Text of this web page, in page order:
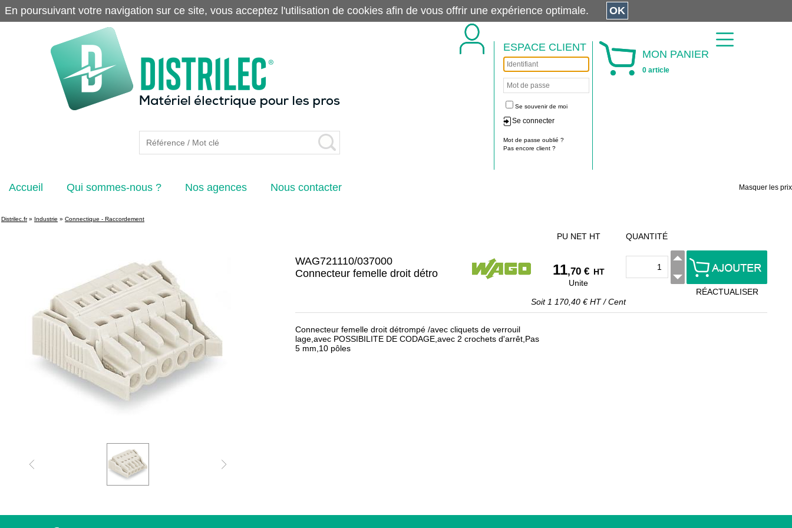
ESPACE CLIENT
Se souvenir de moi
Se connecter
Mot de passe oublié ?
Pas encore client ?
MON PANIER
0 article
Accueil Qui sommes-nous ? Nos agences Nous contacter Masquer les prix
Distrilec.fr» Industrie » Connectique - Raccordement
WAG721110/037000
Connecteur femelle droit détro
PU NET HT
11,70 € HT
Unite
Soit 1 170,40 € HT/Cent
QUANTITÉ
RÉACTUALISER
Connecteur femelle droit détrompé /avec cliquets de verrouil
lage,avec POSSIBILITE DE CODAGE,avec 2 crochets d'arrêt,Pas
5 mm,10 pôles
En poursuivant votre navigation sur ce site, vous acceptez l'utilisation de cookies afin de vous offrir une expérience optimale. OK